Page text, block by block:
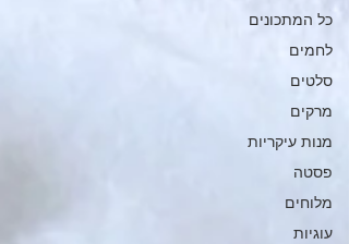
כל המתכונים
לחמים
סלטים
מרקים
מנות עיקריות
פסטה
מלוחים
עוגיות